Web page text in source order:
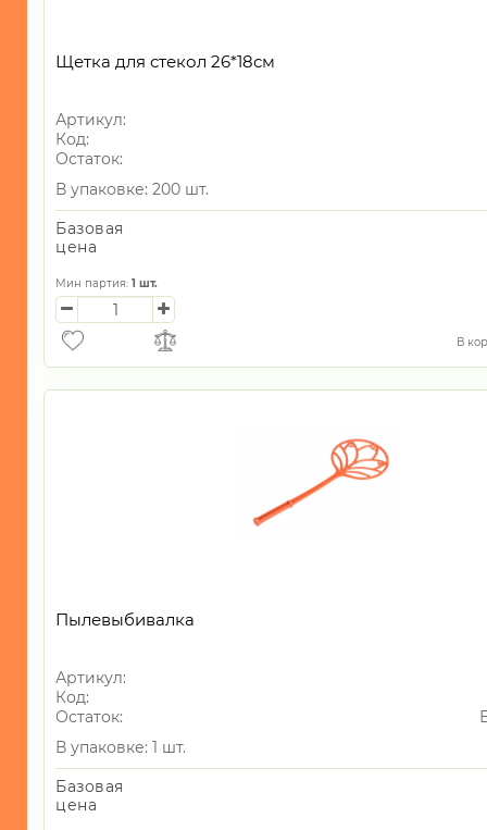
Щетка для стекол 26*18см
Артикул:
Код:
Остаток:
В упаковке: 200 шт.
Базовая
цена
Мин партия: 1 шт.
В
Пылевыбивалка
Артикул:
Код:
Остаток:
В упаковке: 1 шт.
Базовая
цена